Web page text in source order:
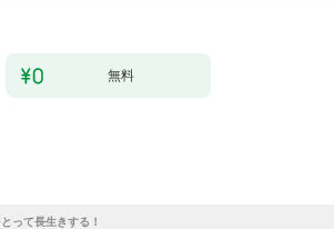
無料
って長生きする！